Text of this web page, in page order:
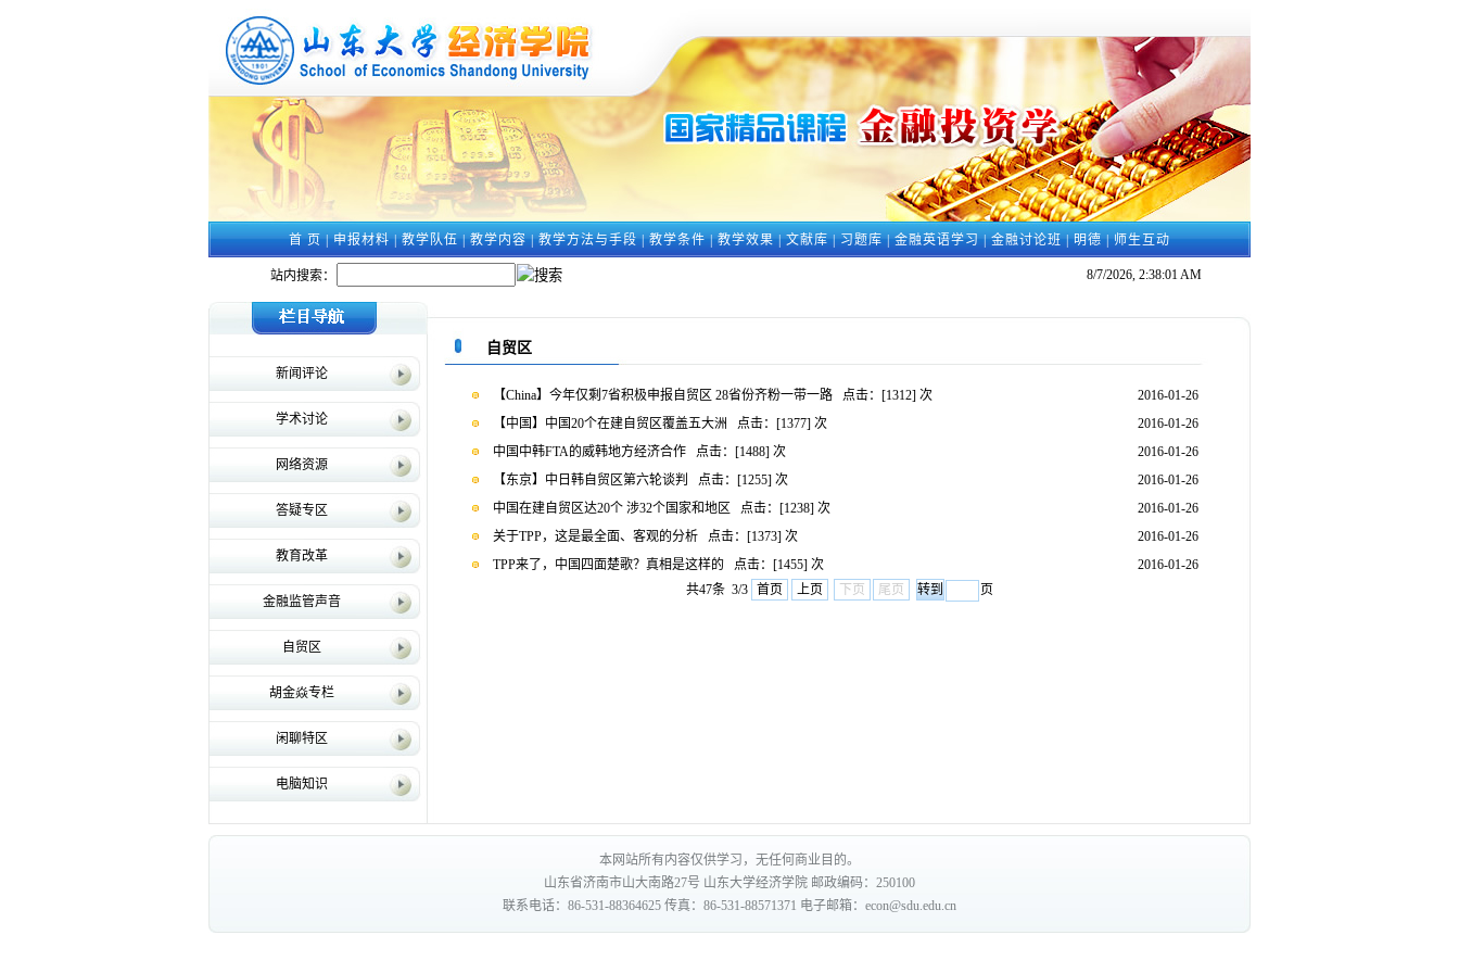
首 页|申报材料|教学队伍|教学内容|教学方法与手段|教学条件|教学效果|文献库|习题库|金融英语学习|金融讨论班|明德|师生互动
站内搜索： 8/7/2026, 2:38:02 AM
新闻评论
学术讨论
网络资源
答疑专区
教育改革
金融监管声音
自贸区
胡金焱专栏
闲聊特区
电脑知识
自贸区
2016-01-26
【China】今年仅剩7省积极申报自贸区 28省份齐粉一带一路点击：[1312] 次
2016-01-26
【中国】中国20个在建自贸区覆盖五大洲 点击：[1377] 次
2016-01-26
中国中韩FTA的威韩地方经济合作点击：[1488] 次
2016-01-26
【东京】中日韩自贸区第六轮谈判 点击：[1255] 次
2016-01-26
中国在建自贸区达20个 涉32个国家和地区 点击：[1238] 次
2016-01-26
关于TPP，这是最全面、客观的分析点击：[1373] 次
2016-01-26
TPP来了，中国四面楚歌？真相是这样的点击：[1455] 次
共47条 3/3 首页 上页 下页 尾页 页
本网站所有内容仅供学习，无任何商业目的。
山东省济南市山大南路27号 山东大学经济学院 邮政编码：250100
联系电话：86-531-88364625 传真：86-531-88571371 电子邮箱：econ@sdu.edu.cn